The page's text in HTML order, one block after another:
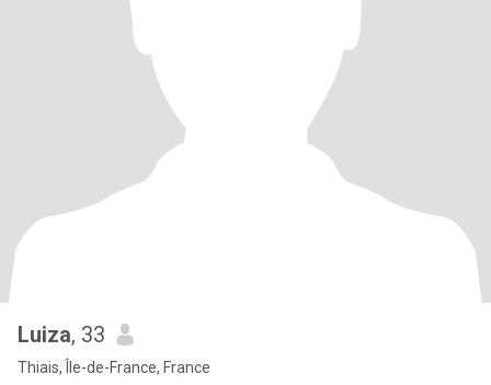
Luiza, 33
Thiais, Île-de-France, France